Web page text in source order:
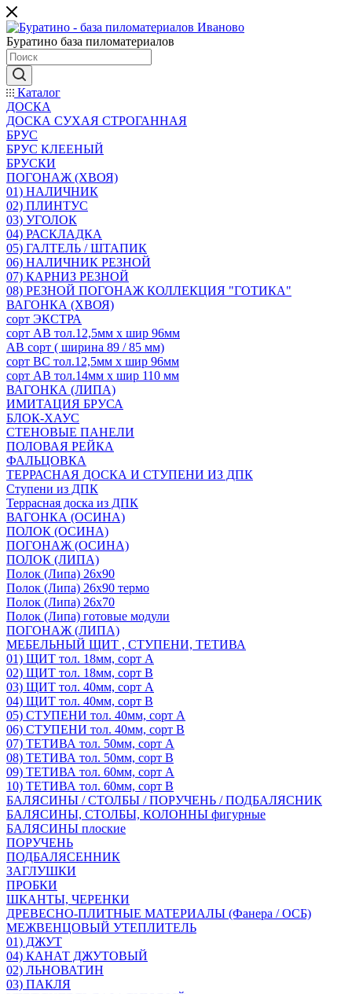
Буратино база пиломатериалов
Каталог
ДОСКА
ДОСКА СУХАЯ СТРОГАННАЯ
БРУС
БРУС КЛЕЕНЫЙ
БРУСКИ
ПОГОНАЖ (ХВОЯ)
01) НАЛИЧНИК
02) ПЛИНТУС
03) УГОЛОК
04) РАСКЛАДКА
05) ГАЛТЕЛЬ / ШТАПИК
06) НАЛИЧНИК РЕЗНОЙ
07) КАРНИЗ РЕЗНОЙ
08) РЕЗНОЙ ПОГОНАЖ КОЛЛЕКЦИЯ "ГОТИКА"
ВАГОНКА (ХВОЯ)
сорт ЭКСТРА
сорт АВ тол.12,5мм х шир 96мм
АВ сорт ( ширина 89 / 85 мм)
сорт ВС тол.12,5мм х шир 96мм
сорт АВ тол.14мм х шир 110 мм
ВАГОНКА (ЛИПА)
ИМИТАЦИЯ БРУСА
БЛОК-ХАУС
СТЕНОВЫЕ ПАНЕЛИ
ПОЛОВАЯ РЕЙКА
ФАЛЬЦОВКА
ТЕРРАСНАЯ ДОСКА И СТУПЕНИ ИЗ ДПК
Ступени из ДПК
Террасная доска из ДПК
ВАГОНКА (ОСИНА)
ПОЛОК (ОСИНА)
ПОГОНАЖ (ОСИНА)
ПОЛОК (ЛИПА)
Полок (Липа) 26х90
Полок (Липа) 26х90 термо
Полок (Липа) 26х70
Полок (Липа) готовые модули
ПОГОНАЖ (ЛИПА)
МЕБЕЛЬНЫЙ ЩИТ , СТУПЕНИ, ТЕТИВА
01) ЩИТ тол. 18мм, сорт А
02) ЩИТ тол. 18мм, сорт В
03) ЩИТ тол. 40мм, сорт А
04) ЩИТ тол. 40мм, сорт В
05) СТУПЕНИ тол. 40мм, сорт А
06) СТУПЕНИ тол. 40мм, сорт В
07) ТЕТИВА тол. 50мм, сорт А
08) ТЕТИВА тол. 50мм, сорт В
09) ТЕТИВА тол. 60мм, сорт А
10) ТЕТИВА тол. 60мм, сорт В
БАЛЯСИНЫ / СТОЛБЫ / ПОРУЧЕНЬ / ПОДБАЛЯСНИК
БАЛЯСИНЫ, СТОЛБЫ, КОЛОННЫ фигурные
БАЛЯСИНЫ плоские
ПОРУЧЕНЬ
ПОДБАЛЯСЕННИК
ЗАГЛУШКИ
ПРОБКИ
ШКАНТЫ, ЧЕРЕНКИ
ДРЕВЕСНО-ПЛИТНЫЕ МАТЕРИАЛЫ (Фанера / ОСБ)
МЕЖВЕНЦОВЫЙ УТЕПЛИТЕЛЬ
01) ДЖУТ
04) КАНАТ ДЖУТОВЫЙ
02) ЛЬНОВАТИН
03) ПАКЛЯ